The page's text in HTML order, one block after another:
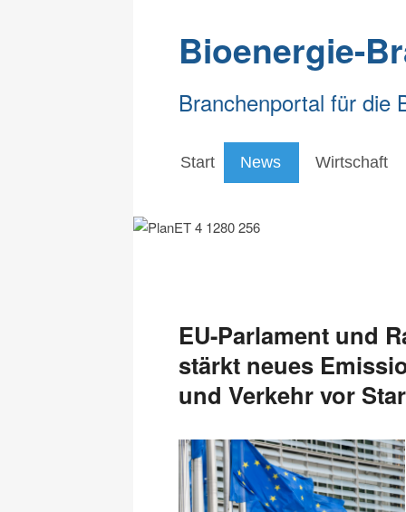
Bioenergie-
Branchenportal für die
Start News Wirtschaft
EU-Parlament und
stärkt neues
und Verkehr vor